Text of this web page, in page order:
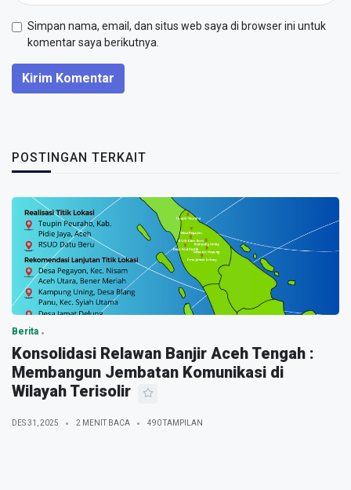
Simpan nama, email, dan situs web saya di browser ini untuk
komentar saya berikutnya.
Kirim Komentar
POSTINGAN TERKAIT
Berita
Konsolidasi Relawan Banjir Aceh Tengah :
Membangun Jembatan Komunikasi di
Wilayah Terisolir
DES 31, 2025 2 MENIT BACA 490 TAMPILAN